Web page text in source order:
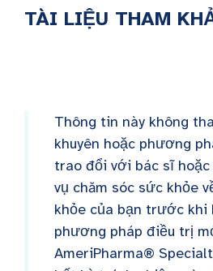
TÀI LIỆU THAM
Thông tin này không
khuyên hoặc phương
trao đổi với bác sĩ hoặc
vụ chăm sóc sức khỏe
khỏe của bạn trước khi
phương pháp điều trị
AmeriPharma®